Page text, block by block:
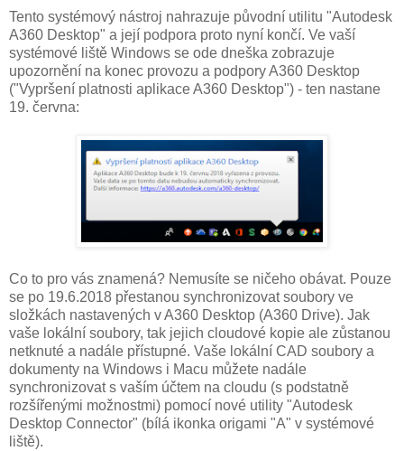
Tento systémový nástroj nahrazuje původní utilitu "Autodesk
A360 Desktop" a její podpora proto nyní končí. Ve vaší
systémové liště Windows se ode dneška zobrazuje
upozornění na konec provozu a podpory A360 Desktop
("Vypršení platnosti aplikace A360 Desktop") - ten nastane
19. června:
Co to pro vás znamená? Nemusíte se ničeho obávat. Pouze
se po 19.6.2018 přestanou synchronizovat soubory ve
složkách nastavených v A360 Desktop (A360 Drive). Jak
vaše lokální soubory, tak jejich cloudové kopie ale zůstanou
netknuté a nadále přístupné. Vaše lokální CAD soubory a
dokumenty na Windows i Macu můžete nadále
synchronizovat s vaším účtem na cloudu (s podstatně
rozšířenými možnostmi) pomocí nové utility "Autodesk
Desktop Connector" (bílá ikonka origami "A" v systémové
liště).